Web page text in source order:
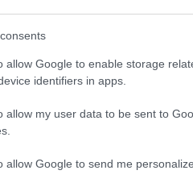
allow Google to enable storage
identifiers in apps.
allow my user data to be sent to
allow Google to send me
ponovno varna.
zato gasilci znova